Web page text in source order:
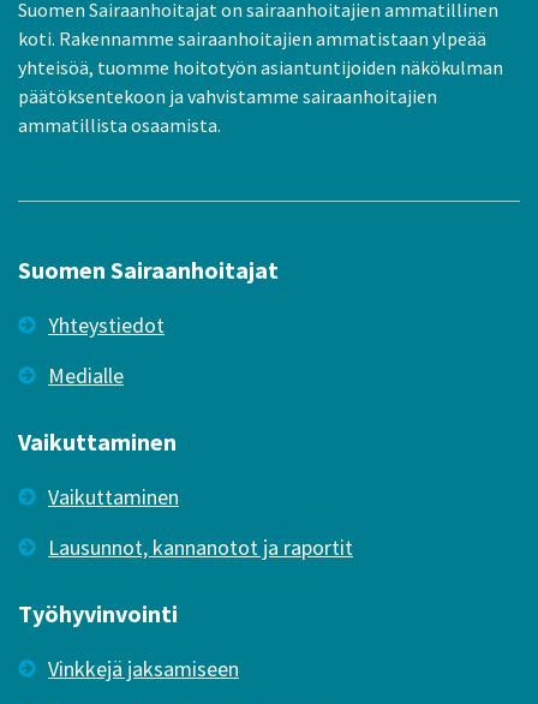
Suomen Sairaanhoitajat on sairaanhoitajien ammatillinen
koti. Rakennamme sairaanhoitajien ammatistaan ylpeää
yhteisöä, tuomme hoitotyön asiantuntijoiden näkökulman
päätöksentekoon ja vahvistamme sairaanhoitajien
ammatillista osaamista.
Suomen Sairaanhoitajat
Yhteystiedot
Medialle
Vaikuttaminen
Vaikuttaminen
Lausunnot, kannanotot ja raportit
Työhyvinvointi
Vinkkejä jaksamiseen